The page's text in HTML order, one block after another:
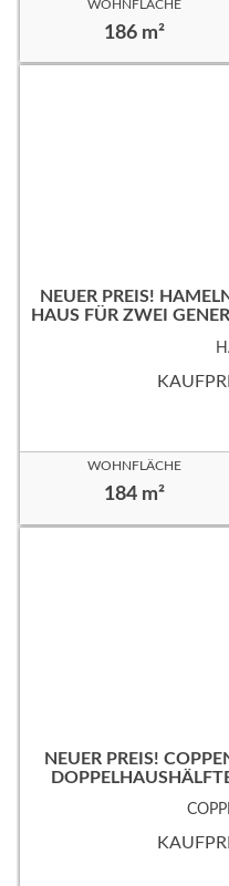
WOHNFLÄCHE
186 m²
NEUER PREIS!
HAUS FÜR ZWEI
WOHNFLÄCHE
184 m²
NEUER PREIS!